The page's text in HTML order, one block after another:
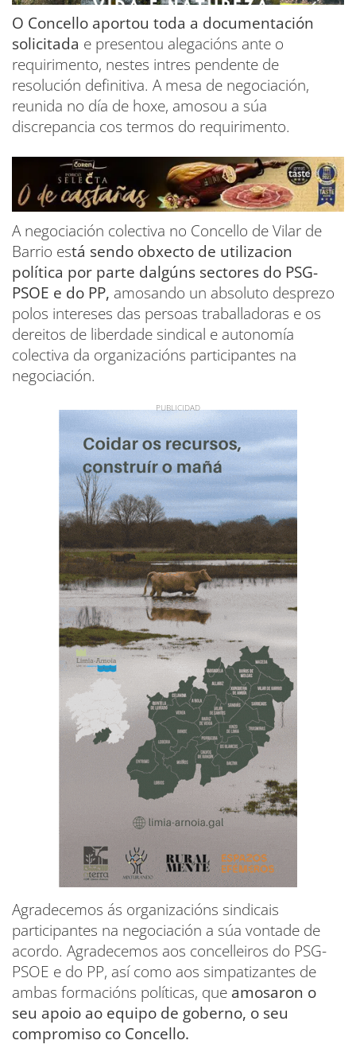
O Concello aportou toda a documentación
solicitada e presentou alegacións ante o
requirimento, nestes intres pendente de
resolución definitiva. A mesa de negociación,
reunida no día de hoxe, amosou a súa
discrepancia cos termos do requirimento.
A negociación colectiva no Concello de Vilar de
Barrio está sendo obxecto de utilizacion
política por parte dalgúns sectores do PSG-
PSOE e do PP, amosando un absoluto desprezo
polos intereses das persoas traballadoras e os
dereitos de liberdade sindical e autonomía
colectiva da organizacións participantes na
negociación.
Agradecemos ás organizacións sindicais
participantes na negociación a súa vontade de
acordo. Agradecemos aos concelleiros do PSG-
PSOE e do PP, así como aos simpatizantes de
ambas formacións políticas, que amosaron o
seu apoio ao equipo de goberno, o seu
compromiso co Concello.